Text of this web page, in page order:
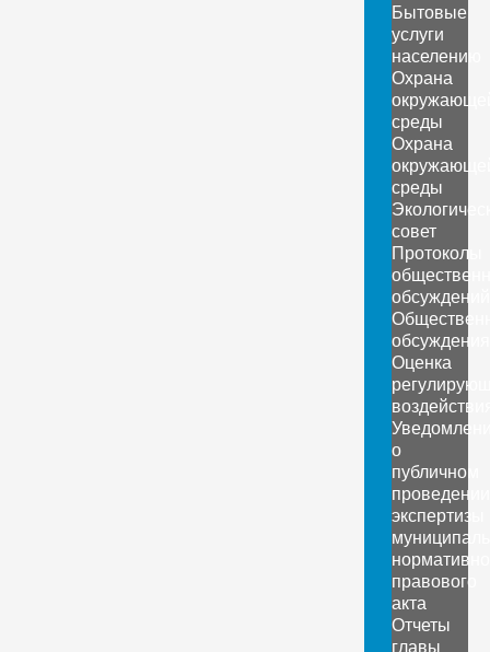
Бытовые
услуги
населению
Охрана
среды
Охрана
среды
совет
Протоколы
обсуждений
обсуждения
Оценка
о
публичном
проведении
экспертизы
правового
акта
Отчеты
главы